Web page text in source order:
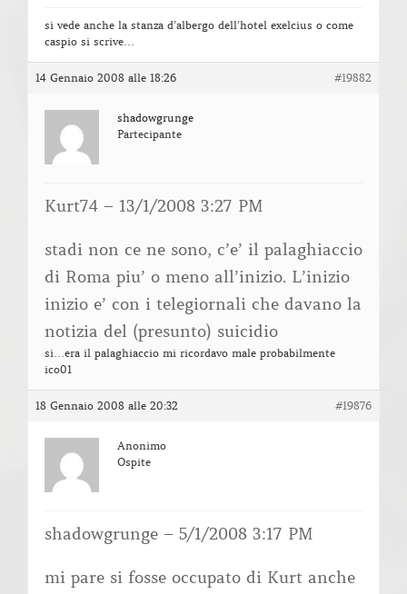
si vede anche la stanza d’albergo dell’hotel exelcius o come
caspio si scrive…
14 Gennaio 2008 alle 18:26 #19882
shadowgrunge
Partecipante
Kurt74 – 13/1/2008 3:27 PM
stadi non ce ne sono, c’e’ il palaghiaccio
di Roma piu’ o meno all’inizio. L’inizio
inizio e’ con i telegiornali che davano la
notizia del (presunto) suicidio
si…era il palaghiaccio mi ricordavo male probabilmente
ico01
18 Gennaio 2008 alle 20:32 #19876
Anonimo
Ospite
shadowgrunge – 5/1/2008 3:17 PM
mi pare si fosse occupato di Kurt anche